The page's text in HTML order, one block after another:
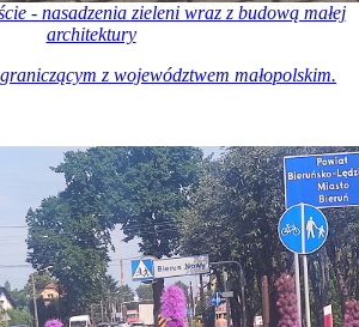
- nasadzenia zieleni wraz z budową małej
architektury
z województwem małopolskim.